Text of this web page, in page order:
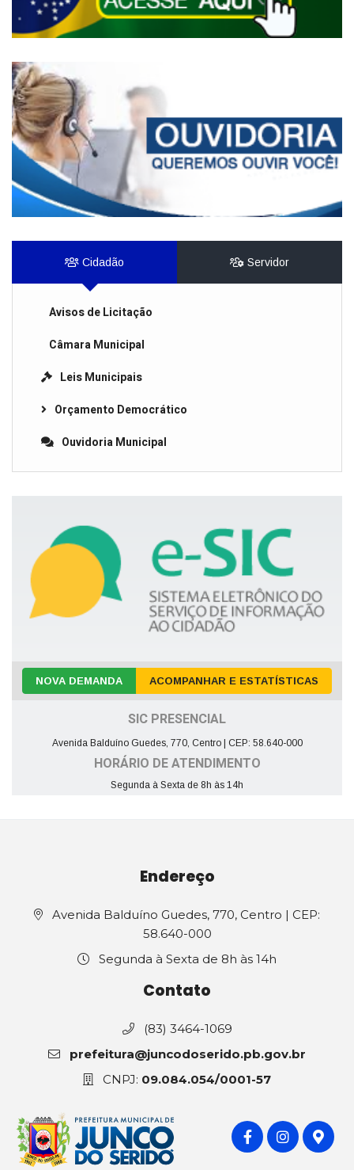
Cidadão Servidor
Avisos de Licitação
Câmara Municipal
Leis Municipais
Orçamento Democrático
Ouvidoria Municipal
NOVA DEMANDA ACOMPANHAR E ESTATÍSTICAS
SIC PRESENCIAL
Avenida Balduíno Guedes, 770, Centro | CEP: 58.640-000
HORÁRIO DE ATENDIMENTO
Segunda à Sexta de 8h às 14h
Endereço
Avenida Balduíno Guedes, 770, Centro | CEP:
58.640-000
Segunda à Sexta de 8h às 14h
Contato
(83) 3464-1069
prefeitura@juncodoserido.pb.gov.br
CNPJ: 09.084.054/0001-57